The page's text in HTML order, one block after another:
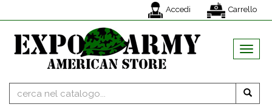
Accedi Carrello
MENU